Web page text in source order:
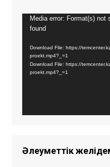
Видео
плейер
Media error: Format(s) not
found
Download File: https://
proekt.mp4?_=1
Download File: https://
proekt.mp4?_=1
Әлеуметтік